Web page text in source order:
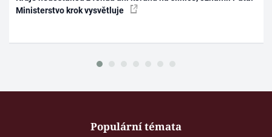
Ministerstvo krok vysvětluje
Populární témata